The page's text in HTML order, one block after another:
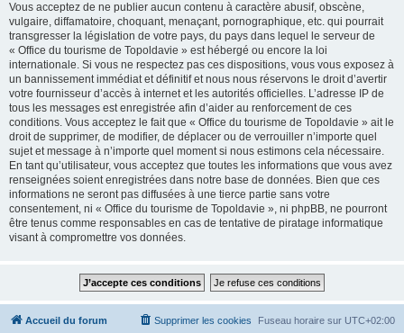
Vous acceptez de ne publier aucun contenu à caractère abusif, obscène,
vulgaire, diffamatoire, choquant, menaçant, pornographique, etc. qui pourrait
transgresser la législation de votre pays, du pays dans lequel le serveur de
« Office du tourisme de Topoldavie » est hébergé ou encore la loi
internationale. Si vous ne respectez pas ces dispositions, vous vous exposez à
un bannissement immédiat et définitif et nous nous réservons le droit d’avertir
votre fournisseur d’accès à internet et les autorités officielles. L’adresse IP de
tous les messages est enregistrée afin d’aider au renforcement de ces
conditions. Vous acceptez le fait que « Office du tourisme de Topoldavie » ait le
droit de supprimer, de modifier, de déplacer ou de verrouiller n’importe quel
sujet et message à n’importe quel moment si nous estimons cela nécessaire.
En tant qu’utilisateur, vous acceptez que toutes les informations que vous avez
renseignées soient enregistrées dans notre base de données. Bien que ces
informations ne seront pas diffusées à une tierce partie sans votre
consentement, ni « Office du tourisme de Topoldavie », ni phpBB, ne pourront
être tenus comme responsables en cas de tentative de piratage informatique
visant à compromettre vos données.
Accueil du forum Fuseau horaire sur UTC+02:00
Supprimer les cookies